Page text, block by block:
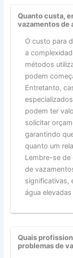
Quanto custa,
vazamentos de
O custo para
a
métodos
podem
Entretanto,
podem ter
solicitar
garantindo
quanto um
Lembre-se
de
significativas,
água
Quais
problemas de